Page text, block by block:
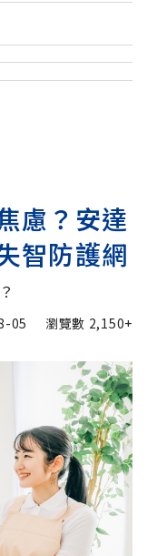
慮？安達
智防護網
05 瀏覽數 2,150+